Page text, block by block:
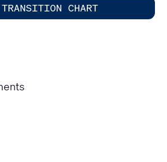
CHART